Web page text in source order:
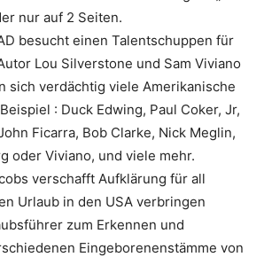
nur auf 2 Seiten.
besucht einen Talentschuppen für
Lou Silverstone und Sam Viviano
sich verdächtig viele Amerikanische
: Duck Edwing, Paul Coker, Jr,
Ficarra, Bob Clarke, Nick Meglin,
oder Viviano, und viele mehr.
verschafft Aufklärung für all
Urlaub in den USA verbringen
zum Erkennen und
Eingeborenenstämme von